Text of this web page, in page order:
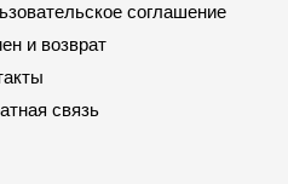
соглашение
и возврат
связь